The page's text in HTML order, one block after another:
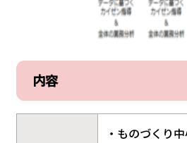
内容
・ものづくり